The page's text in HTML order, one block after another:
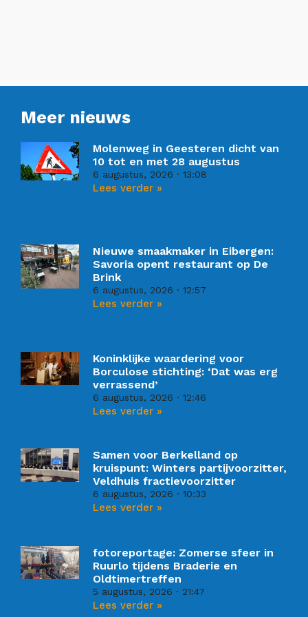
Meer nieuws
Molenweg in Geesteren dicht van
10 tot en met 28 augustus
6 augustus, 2026 13:08
Lees verder »
Nieuwe smaakmaker in Eibergen:
Savoria opent restaurant op De
Brink
6 augustus, 2026 12:57
Lees verder »
Koninklijke waardering voor
Borculose stichting: ‘Dat was erg
verrassend’
6 augustus, 2026 12:46
Lees verder »
Samen voor Berkelland op
kruispunt: Winters partijvoorzitter,
Veldhuis fractievoorzitter
6 augustus, 2026 10:33
Lees verder »
fotoreportage: Zomerse sfeer in
Ruurlo tijdens Braderie en
Oldtimertreffen
5 augustus, 2026 21:47
Lees verder »